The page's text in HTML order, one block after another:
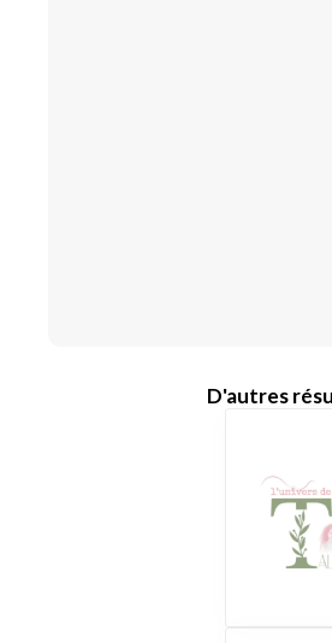
D'autres